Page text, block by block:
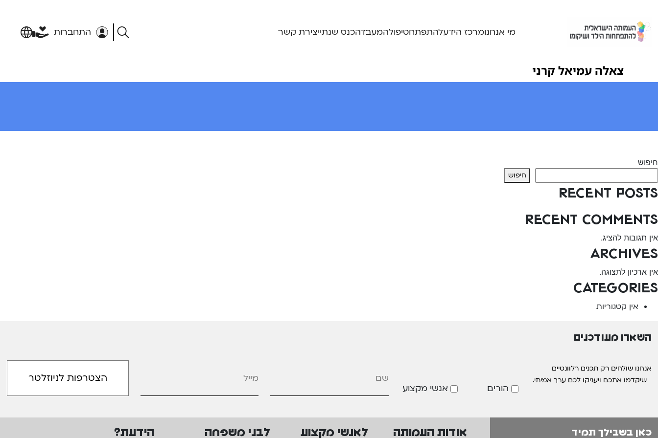
content
מי אנחנומרכז הידעלהתפתחטיפולהמעבדהכנס שנתייצירת קשר התחברות
צאלה עמיאל קרני
חיפוש
חיפוש
Recent Posts
Recent Comments
אין תגובות להציג.
Archives
אין ארכיון לתצוגה.
Categories
אין קטגוריות
השארו מעודכנים
אנחנו שולחים רק תכנים רלוונטיים
שיקדמו אתכם ויעניקו לכם ערך אמיתי.
הורים אנשי מקצוע
כאן בשבילך תמיד אודות העמותה לאנשי מקצוע לבני משפחה הידעת?